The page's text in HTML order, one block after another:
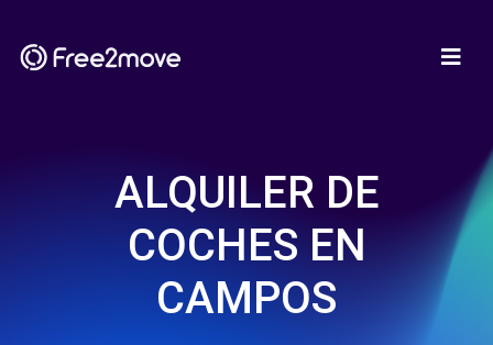
ALQUILER DE
COCHES EN
CAMPOS